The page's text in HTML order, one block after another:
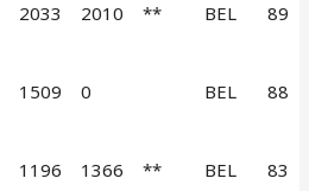
2033 2010 ** BEL 89
1509 0 BEL 88
1196 1366 ** BEL 83